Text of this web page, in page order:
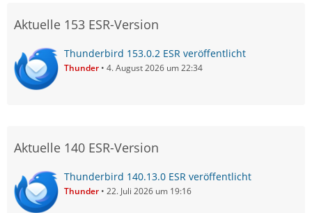
Aktuelle 153 ESR-Version
Thunderbird 153.0.2 ESR veröffentlicht
Thunder 4. August 2026 um 22:34
Aktuelle 140 ESR-Version
Thunderbird 140.13.0 ESR veröffentlicht
Thunder 22. Juli 2026 um 19:16